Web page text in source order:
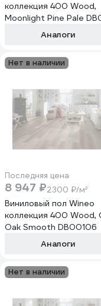
коллекция 400 Wood,
Moonlight Pine Pale
Аналоги
Нет в наличии
Последняя цена
8 947 ₽2300 ₽/м²
Виниловый пол Wineo
коллекция 400 Wood,
Oak Smooth DB00106
Аналоги
Нет в наличии